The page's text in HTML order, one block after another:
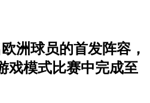
洲球员的首发阵容，
戏模式比赛中完成至